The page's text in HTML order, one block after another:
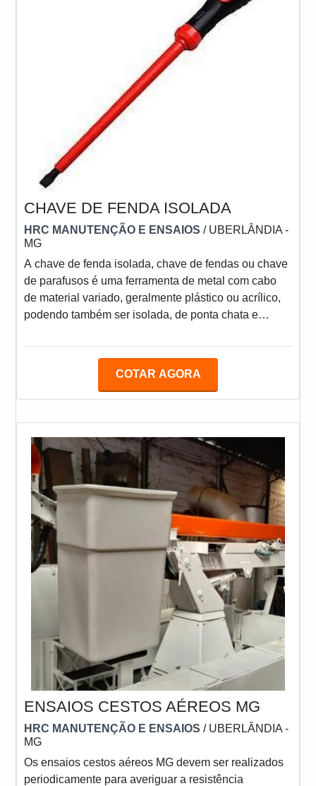
CHAVE DE FENDA ISOLADA
HRC MANUTENÇÃO E ENSAIOS / UBERLÂNDIA -
MG
A chave de fenda isolada, chave de fendas ou chave
de parafusos é uma ferramenta de metal com cabo
de material variado, geralmente plástico ou acrílico,
podendo também ser isolada, de ponta chata e
parafuso (tipo fenda) para girá-lo, apertando-o ou
juntamente com os parafusos e isso aconteceu por
COTAR AGORA
ENSAIOS CESTOS AÉREOS MG
HRC MANUTENÇÃO E ENSAIOS / UBERLÂNDIA -
MG
Os ensaios cestos aéreos MG devem ser realizados
periodicamente para averiguar a resistência